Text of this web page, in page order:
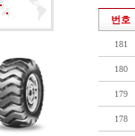
번호
181
180
179
178